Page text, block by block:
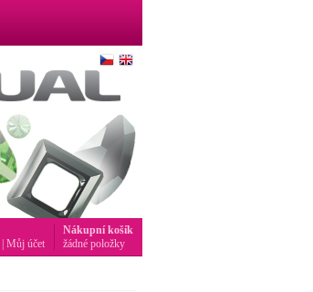
Nákupní košík
žádné položky
Můj účet